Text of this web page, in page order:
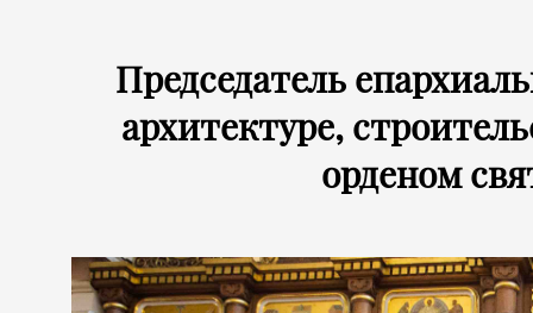
Председатель
архитектуре,
орденом